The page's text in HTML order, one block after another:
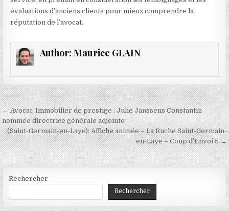
évaluations d’anciens clients pour mieux comprendre la
réputation de l’avocat.
Author: Maurice GLAIN
Navigation
de
l’article
← Avocat; Immobilier de prestige : Julie Janssens Constantin
nommée directrice générale adjointe
(Saint-Germain-en-Laye): Affiche animée – La Ruche Saint-Germain-
en-Laye – Coup d’Envoi 5 →
Rechercher
Rechercher